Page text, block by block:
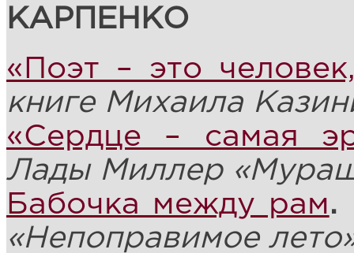
КАРПЕНКО
«Поэт – это
книге Михаила
«Сердце – самая
Лады Миллер
Бабочка между рам.
«Непоправимое